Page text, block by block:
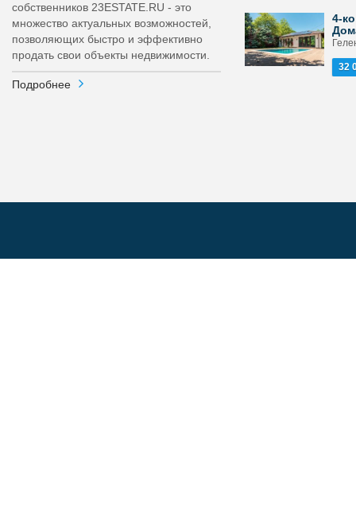
собственников 23ESTATE.RU - это
множество актуальных возможностей,
позволяющих быстро и эффективно
продать свои объекты недвижимости.
Подробнее
4-
32